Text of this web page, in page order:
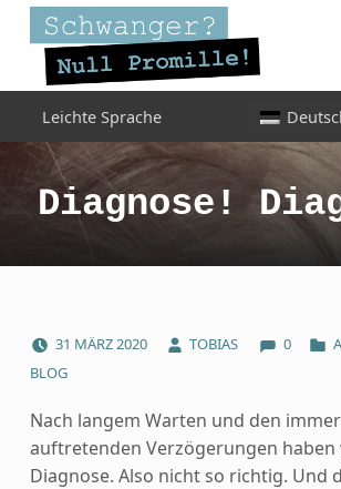
INFORMATIONEN FÜR SCHWANGERE, WERDENDE MÜTTER UND ALLE, DIE SIE IN DER SCHWANGERSCHAFT BEGLEITEN
Leichte Sprache
Diagnose!
31 MÄRZ2020 TOBIAS 0
BLOG
Nach langem Warten und den
auftretenden Verzögerungen haben
Diagnose. Also nicht so richtig. Und